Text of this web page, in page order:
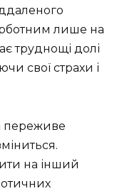
лише на
труднощі долі
свої страхи і
переживе
на інший